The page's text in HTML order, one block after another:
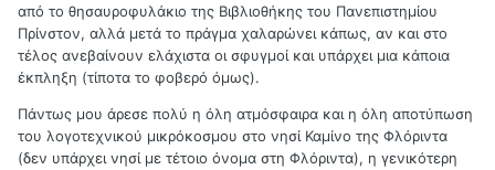
από το θησαυροφυλάκιο της Βιβλιοθήκης του Πανεπιστημίου
Πρίνστον, αλλά μετά το πράγμα χαλαρώνει κάπως, αν και στο
τέλος ανεβαίνουν ελάχιστα οι σφυγμοί και υπάρχει μια κάποια
έκπληξη (τίποτα το φοβερό όμως).
Πάντως μου άρεσε πολύ η όλη ατμόσφαιρα και η όλη αποτύπωση
του λογοτεχνικού μικρόκοσμου στο νησί Καμίνο της Φλόριντα
(δεν υπάρχει νησί με τέτοιο όνομα στη Φλόριντα), η γενικότερη